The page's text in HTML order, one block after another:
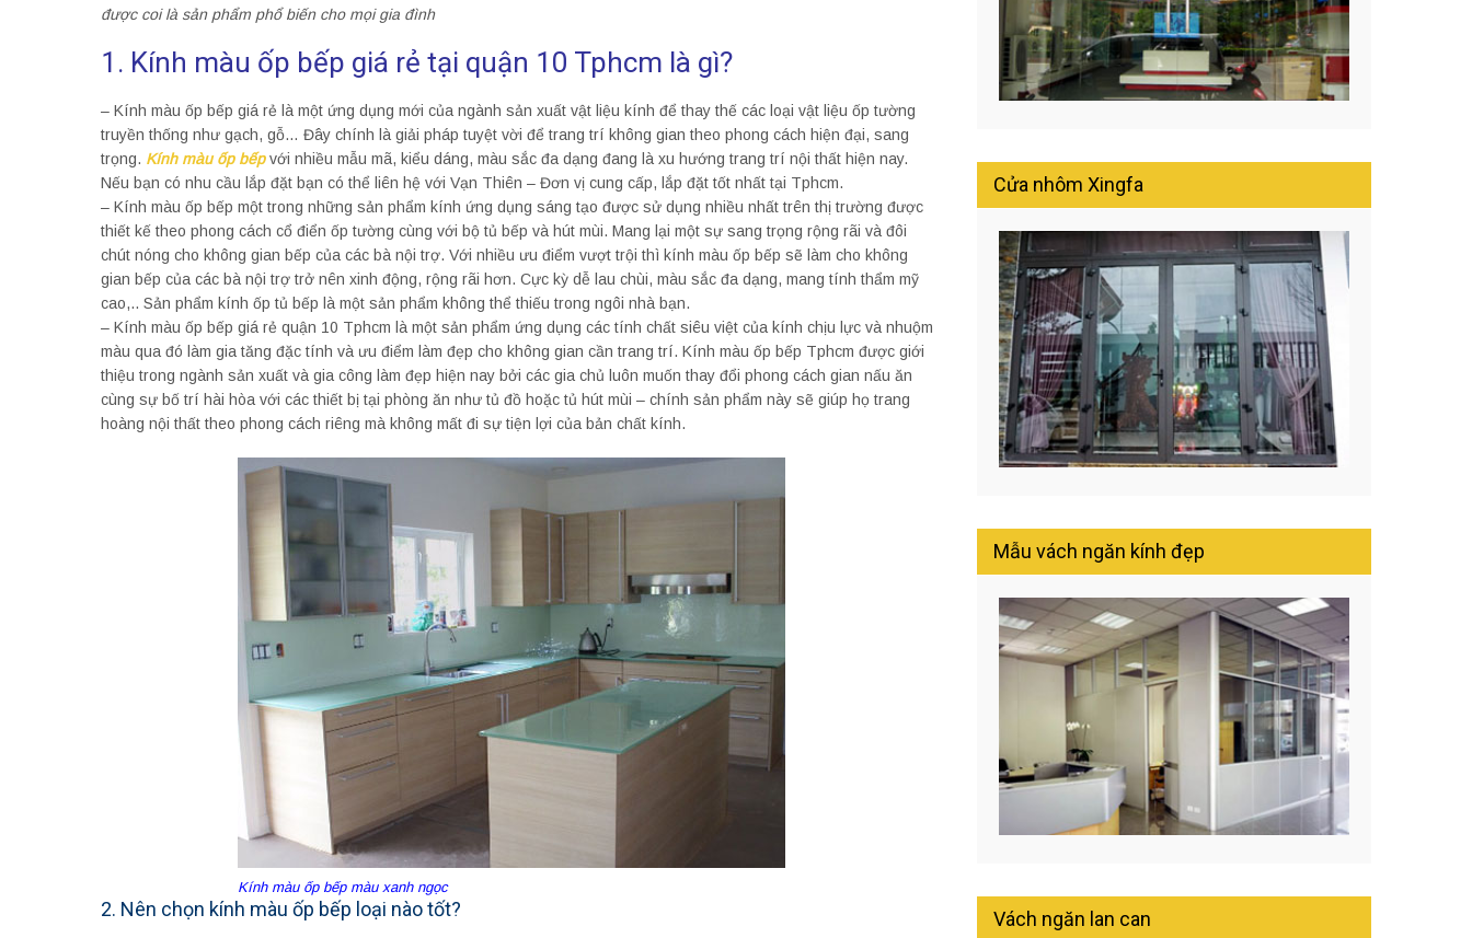
được coi là sản phẩm phổ biến cho mọi gia đình
1. Kính màu ốp bếp giá rẻ tại quận 10 Tphcm là gì?
– Kính màu ốp bếp giá rẻ là một ứng dụng mới của ngành sản xuất vật liệu kính để thay thế các loại vật liệu ốp tường
truyền thống như gạch, gỗ… Đây chính là giải pháp tuyệt vời để trang trí không gian theo phong cách hiện đại, sang
trọng. Kính màu ốp bếpvới nhiều mẫu mã, kiểu dáng, màu sắc đa dạng đang là xu hướng trang trí nội thất hiện nay.
Nếu bạn có nhu cầu lắp đặt bạn có thể liên hệ với Vạn Thiên – Đơn vị cung cấp, lắp đặt tốt nhất tại Tphcm.
– Kính màu ốp bếp một trong những sản phẩm kính ứng dụng sáng tạo được sử dụng nhiều nhất trên thị trường được
thiết kế theo phong cách cổ điển ốp tường cùng với bộ tủ bếp và hút mùi. Mang lại một sự sang trọng rộng rãi và đôi
chút nóng cho không gian bếp của các bà nội trợ. Với nhiều ưu điểm vượt trội thì kính màu ốp bếp sẽ làm cho không
gian bếp của các bà nội trợ trở nên xinh động, rộng rãi hơn. Cực kỳ dễ lau chùi, màu sắc đa dạng, mang tính thẩm mỹ
cao,.. Sản phẩm kính ốp tủ bếp là một sản phẩm không thể thiếu trong ngôi nhà bạn.
– Kính màu ốp bếp giá rẻ quận 10 Tphcm là một sản phẩm ứng dụng các tính chất siêu việt của kính chịu lực và nhuộm
màu qua đó làm gia tăng đặc tính và ưu điểm làm đẹp cho không gian cần trang trí. Kính màu ốp bếp Tphcm được giới
thiệu trong ngành sản xuất và gia công làm đẹp hiện nay bởi các gia chủ luôn muốn thay đổi phong cách gian nấu ăn
cùng sự bố trí hài hòa với các thiết bị tại phòng ăn như tủ đồ hoặc tủ hút mùi – chính sản phẩm này sẽ giúp họ trang
hoàng nội thất theo phong cách riêng mà không mất đi sự tiện lợi của bản chất kính.
Kính màu ốp bếp màu xanh ngọc
2. Nên chọn kính màu ốp bếp loại nào tốt?
Cửa nhôm Xingfa
Mẫu vách ngăn kính đẹp
Vách ngăn lan can